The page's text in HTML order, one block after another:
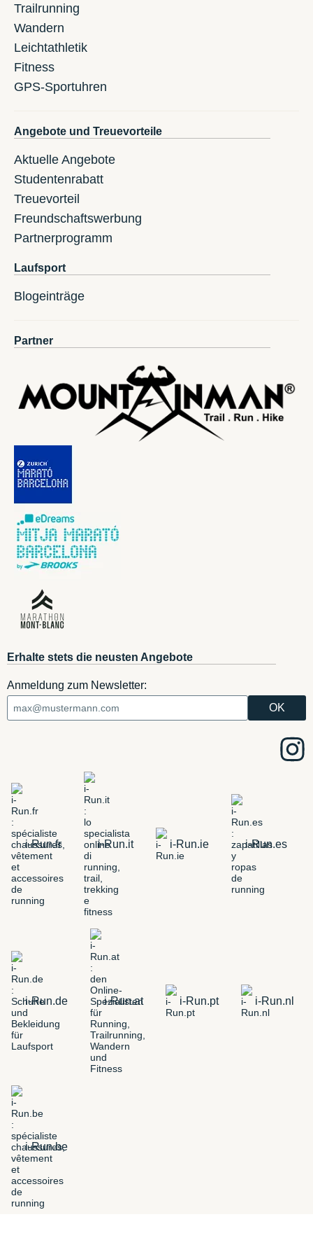
Trailrunning
Wandern
Leichtathletik
Fitness
GPS-Sportuhren
Angebote und Treuevorteile
Aktuelle Angebote
Studentenrabatt
Treuevorteil
Freundschaftswerbung
Partnerprogramm
Laufsport
Blogeinträge
Partner
Erhalte stets die neusten Angebote
Anmeldung zum Newsletter:
i-Run.fr i-Run.it i-Run.ie i-Run.es
i-Run.de i-Run.at i-Run.pt i-Run.nl
i-Run.be